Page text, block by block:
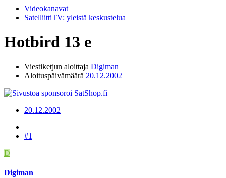
Videokanavat
SatelliittiTV: yleistä keskustelua
Hotbird 13 e
Viestiketjun aloittaja Digiman
Aloituspäivämäärä 20.12.2002
20.12.2002
#1
D
Digiman